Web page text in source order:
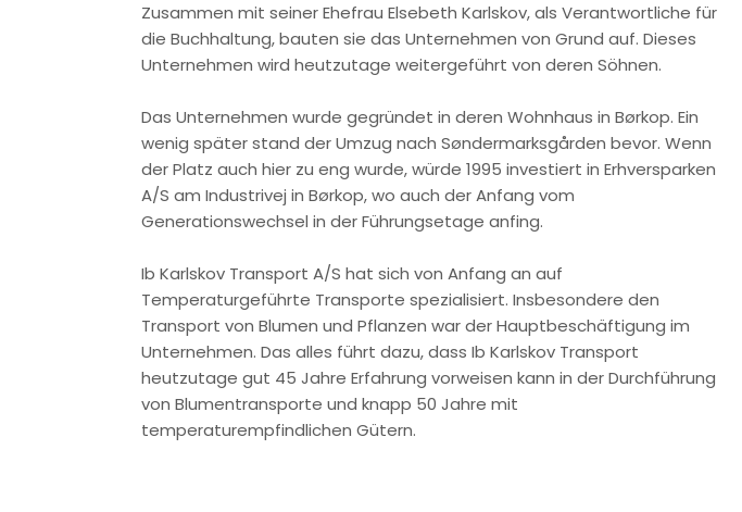
Zusammen mit seiner Ehefrau Elsebeth Karlskov, als Verantwortliche für
die Buchhaltung, bauten sie das Unternehmen von Grund auf. Dieses
Unternehmen wird heutzutage weitergeführt von deren Söhnen.
Das Unternehmen wurde gegründet in deren Wohnhaus in Børkop. Ein
wenig später stand der Umzug nach Søndermarksgården bevor. Wenn
der Platz auch hier zu eng wurde, würde 1995 investiert in Erhversparken
A/S am Industrivej in Børkop, wo auch der Anfang vom
Generationswechsel in der Führungsetage anfing.
Ib Karlskov Transport A/S hat sich von Anfang an auf
Temperaturgeführte Transporte spezialisiert. Insbesondere den
Transport von Blumen und Pflanzen war der Hauptbeschäftigung im
Unternehmen. Das alles führt dazu, dass Ib Karlskov Transport
heutzutage gut 45 Jahre Erfahrung vorweisen kann in der Durchführung
von Blumentransporte und knapp 50 Jahre mit
temperaturempfindlichen Gütern.